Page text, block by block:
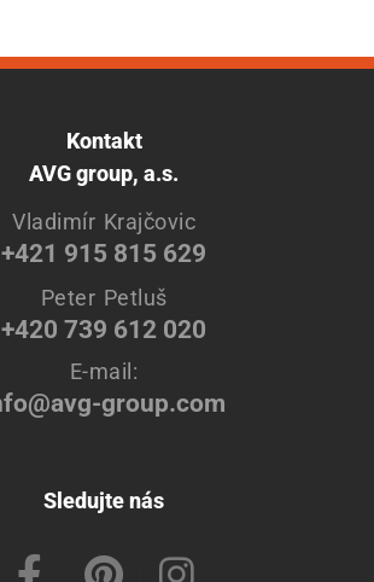
Kontakt
AVG group, a.s.
Vladimír Krajčovic
+421 915 815 629
Peter Petluš
+420 739 612 020
E-mail:
group.com
Sledujte nás